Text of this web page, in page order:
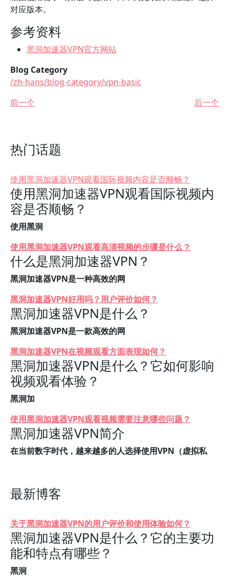
对应版本。
参考资料
黑洞加速器VPN官方网站
Blog Category
/zh-hans/blog-category/vpn-basic
前一个
后一个
热门话题
使用黑洞加速器VPN观看国际视频内容是否顺畅？
使用黑洞加速器VPN观看国际视频内
容是否顺畅？
使用黑洞
使用黑洞加速器VPN观看高清视频的步骤是什么？
什么是黑洞加速器VPN？
黑洞加速器VPN是一种高效的网
黑洞加速器VPN好用吗？用户评价如何？
黑洞加速器VPN是什么？
黑洞加速器VPN是一款高效的网
黑洞加速器VPN在视频观看方面表现如何？
黑洞加速器VPN是什么？它如何影响
视频观看体验？
黑洞加
使用黑洞加速器VPN观看视频需要注意哪些问题？
黑洞加速器VPN简介
在当前数字时代，越来越多的人选择使用VPN（虚拟私
最新博客
关于黑洞加速器VPN的用户评价和使用体验如何？
黑洞加速器VPN是什么？它的主要功
能和特点有哪些？
黑洞